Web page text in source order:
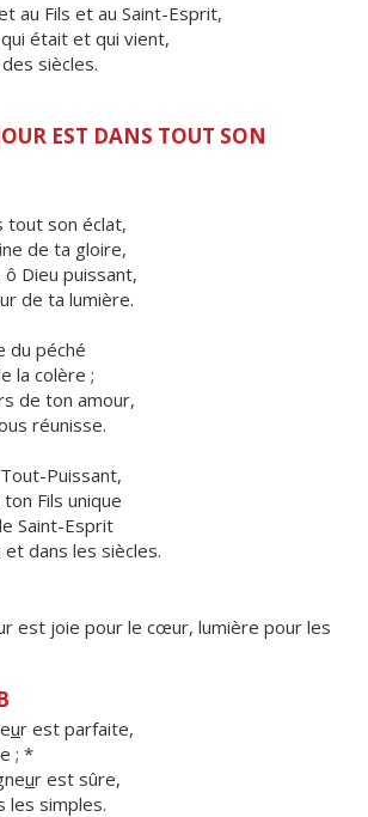
au Fils et au Saint-Esprit,
était et qui vient,
siècles.
EST DANS TOUT SON
tout son éclat,
de ta gloire,
Dieu puissant,
de ta lumière.
du péché
la colère ;
de ton amour,
réunisse.
Puissant,
Fils unique
Saint-Esprit
dans les siècles.
est joie pour le cœur, lumière pour les
ur est parfaite,
; *
ur est sûre,
les simples.